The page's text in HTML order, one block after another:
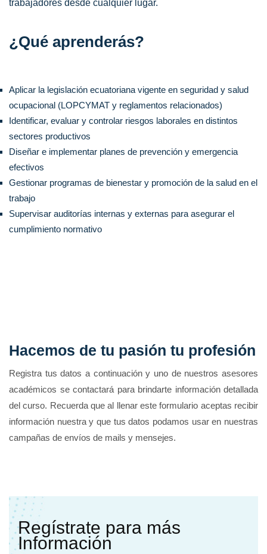
trabajadores desde cualquier lugar.
¿Qué aprenderás?
Aplicar la legislación ecuatoriana vigente en seguridad y salud
ocupacional (LOPCYMAT y reglamentos relacionados)
Identificar, evaluar y controlar riesgos laborales en distintos
sectores productivos
Diseñar e implementar planes de prevención y emergencia
efectivos
Gestionar programas de bienestar y promoción de la salud en el
trabajo
Supervisar auditorías internas y externas para asegurar el
cumplimiento normativo
Hacemos de tu pasión tu profesión
Registra tus datos a continuación y uno de nuestros asesores
académicos se contactará para brindarte información detallada
del curso. Recuerda que al llenar este formulario aceptas recibir
información nuestra y que tus datos podamos usar en nuestras
campañas de envíos de mails y mensejes.
Regístrate para más
Información